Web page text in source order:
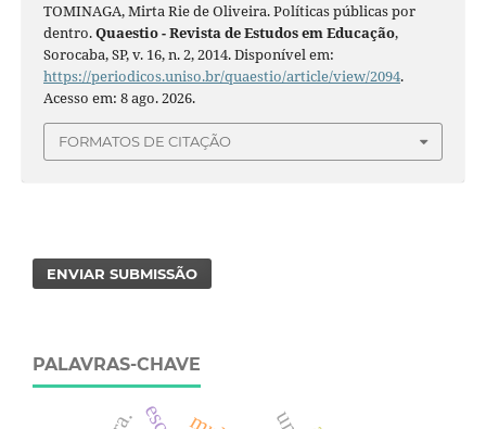
TOMINAGA, Mirta Rie de Oliveira. Políticas públicas por
dentro.Quaestio - Revista de Estudos em Educação,
Sorocaba, SP, v. 16, n. 2, 2014. Disponível em:
https://periodicos.uniso.br/quaestio/article/view/2094.
Acesso em: 8 ago. 2026.
FORMATOS DE CITAÇÃO
ENVIAR SUBMISSÃO
PALAVRAS-CHAVE